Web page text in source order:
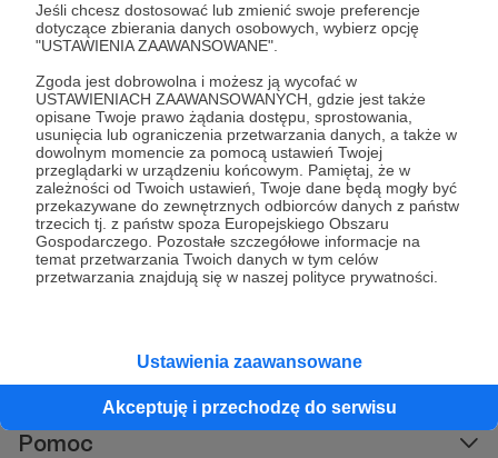
Jeśli chcesz dostosować lub zmienić swoje preferencje
dotyczące zbierania danych osobowych, wybierz opcję
"USTAWIENIA ZAAWANSOWANE".
Zgoda jest dobrowolna i możesz ją wycofać w
USTAWIENIACH ZAAWANSOWANYCH, gdzie jest także
opisane Twoje prawo żądania dostępu, sprostowania,
usunięcia lub ograniczenia przetwarzania danych, a także w
dowolnym momencie za pomocą ustawień Twojej
przeglądarki w urządzeniu końcowym. Pamiętaj, że w
zależności od Twoich ustawień, Twoje dane będą mogły być
przekazywane do zewnętrznych odbiorców danych z państw
trzecich tj. z państw spoza Europejskiego Obszaru
Gospodarczego. Pozostałe szczegółowe informacje na
temat przetwarzania Twoich danych w tym celów
przetwarzania znajdują się w naszej polityce prywatności.
Ustawienia zaawansowane
Akceptuję i przechodzę do serwisu
Fundacja Liga Superbohaterów - wcielamy się
w role superbohaterów, postaci z bajek i
filmów, spełniamy marzenia dzieci o
spotkaniu ulubionej postaci, poprzez
odwiedziny w szpitalach, hospicjach, oraz
terminalnie chorych dzieci w ich domach.
Naszą misją jest niesienie uśmiechu.
Fundacja KTOŚ
30 patronów 1675 zł miesięcznie
KTOŚ oferuje bezpłatną OPIEKĘ
WYTCHNIENIOWĄ. Pomagamy odpocząć i
złapać oddech rodzicom/opiekunom osób,
które (ze względu na chorobę czy
niepełnosprawność) nie są w stanie
O Patronite
Dodatkowe produkty
Pomoc